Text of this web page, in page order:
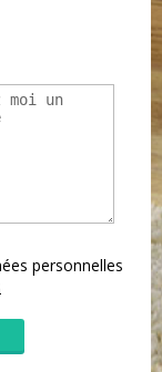
personnelles